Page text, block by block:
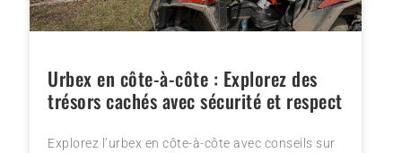
Urbex en côte-à-côte : Explorez des
trésors cachés avec sécurité et respect
Explorez l’urbex en côte-à-côte avec conseils sur